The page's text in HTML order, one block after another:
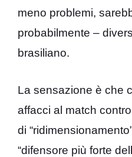
meno problemi,
probabilmente –
brasiliano.
La sensazione è che
affacci al match
di
“difensore più forte